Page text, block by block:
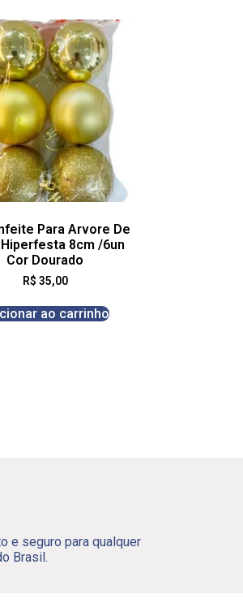
Para Arvore De
8cm /6un
Cor Dourado
R$ 35,00
ao carrinho
e seguro para qualquer
Brasil.